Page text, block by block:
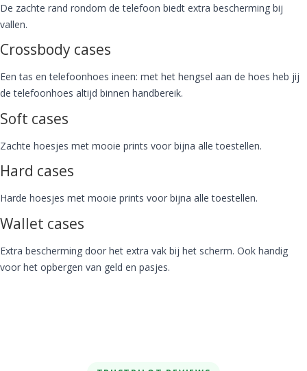
De zachte rand rondom de telefoon biedt extra bescherming bij
vallen.
Crossbody cases
Een tas en telefoonhoes ineen: met het hengsel aan de hoes heb jij
de telefoonhoes altijd binnen handbereik.
Soft cases
Zachte hoesjes met mooie prints voor bijna alle toestellen.
Hard cases
Harde hoesjes met mooie prints voor bijna alle toestellen.
Wallet cases
Extra bescherming door het extra vak bij het scherm. Ook handig
voor het opbergen van geld en pasjes.